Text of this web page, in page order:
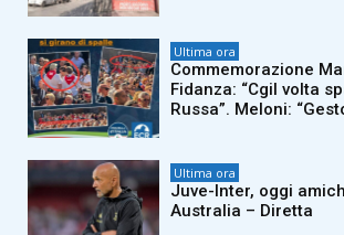
Ultima ora
Commemorazione
Fidanza: “Cgil volta
Russa”. Meloni:
Ultima ora
Juve-Inter, oggi
Australia – Diretta